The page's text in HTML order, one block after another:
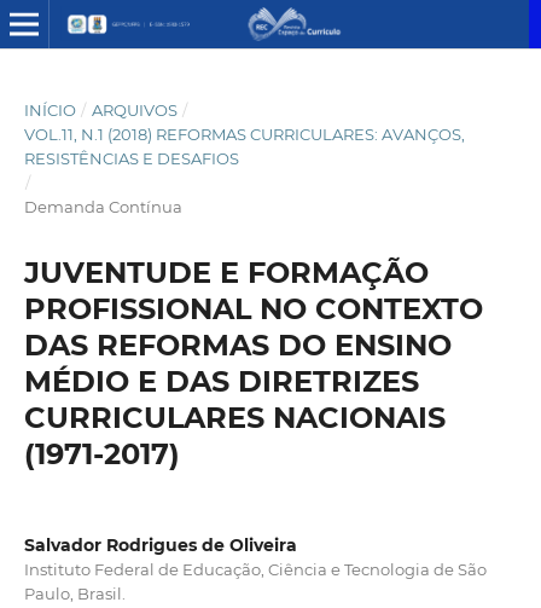
INÍCIO / ARQUIVOS /
VOL.11, N.1 (2018) REFORMAS CURRICULARES: AVANÇOS,
RESISTÊNCIAS E DESAFIOS
/
Demanda Contínua
JUVENTUDE E FORMAÇÃO
PROFISSIONAL NO CONTEXTO
DAS REFORMAS DO ENSINO
MÉDIO E DAS DIRETRIZES
CURRICULARES NACIONAIS
(1971-2017)
Salvador Rodrigues de Oliveira
Instituto Federal de Educação, Ciência e Tecnologia de São
Paulo, Brasil.